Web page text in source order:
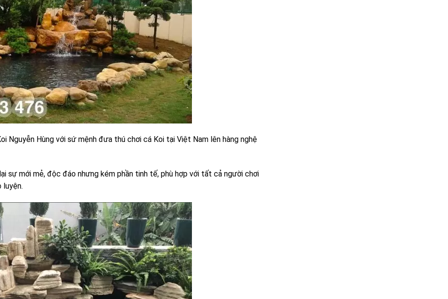
Nguyễn Hùng với sứ mệnh đưa thú chơi cá Koi tại Việt Nam lên hàng nghệ
sự mới mẻ, độc đáo nhưng kém phần tinh tế, phù hợp với tất cả người chơi
luyện.